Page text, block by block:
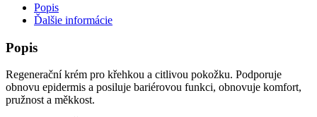
Popis
Ďalšie informácie
Popis
Regenerační krém pro křehkou a citlivou pokožku. Podporuje
obnovu epidermis a posiluje bariérovou funkci, obnovuje komfort,
pružnost a měkkost.